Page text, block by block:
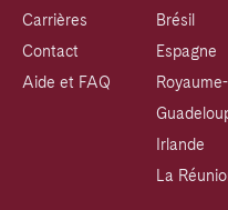
Carrières
Contact
Aide et FAQ
Brésil
Espagne
Irlande
La